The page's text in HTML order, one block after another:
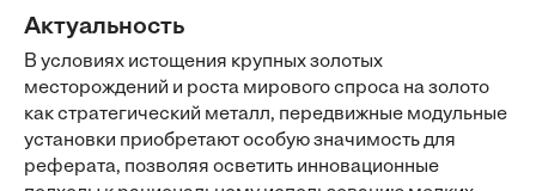
Актуальность
В условиях истощения крупных золотых
месторождений и роста мирового спроса на золото
как стратегический металл, передвижные модульные
установки приобретают особую значимость для
реферата, позволяя осветить инновационные